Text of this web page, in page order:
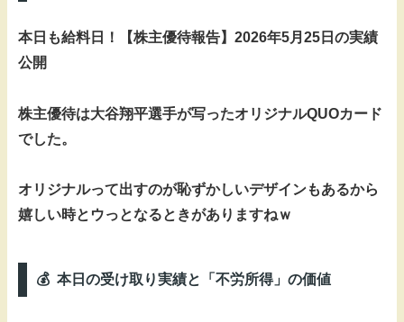
本日も給料日！【株主優待報告】2026年5月25日の実績
公開
株主優待は大谷翔平選手が写ったオリジナルQUOカード
でした。
オリジナルって出すのが恥ずかしいデザインもあるから
嬉しい時とウっとなるときがありますねｗ
💰 本日の受け取り実績と「不労所得」の価値